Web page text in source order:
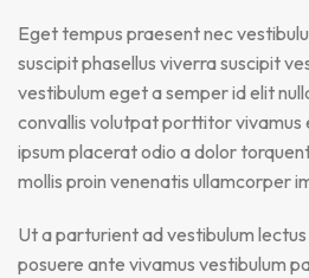
Eget tempus praesent nec
suscipit phasellus viverra suscipit
vestibulum eget a semper id elit
convallis volutpat porttitor vivamus
ipsum placerat odio a dolor
mollis proin venenatis ullamcorper
Ut a parturient ad vestibulum
posuere ante vivamus vestibulum